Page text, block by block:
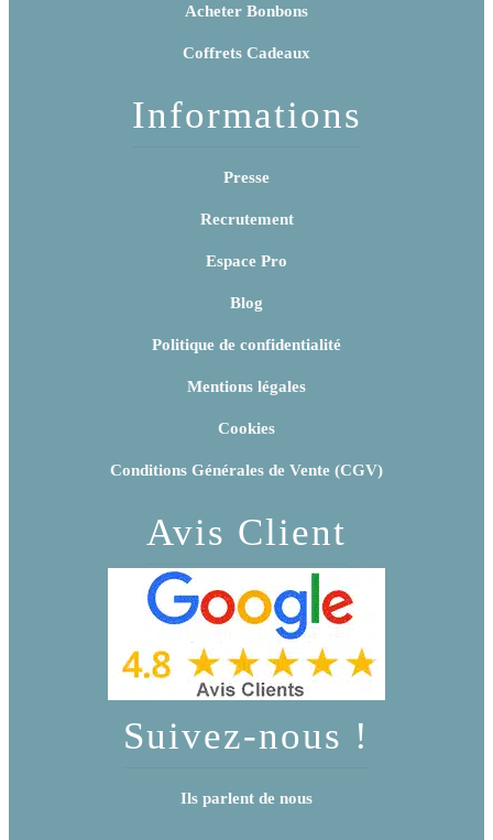
Acheter Bonbons
Coffrets Cadeaux
Informations
Presse
Recrutement
Espace Pro
Blog
Politique de confidentialité
Mentions légales
Cookies
Conditions Générales de Vente (CGV)
Avis Client
Suivez-nous !
Ils parlent de nous